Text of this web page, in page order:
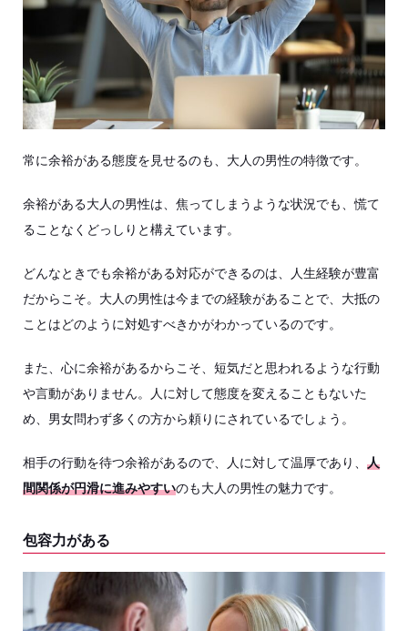
常に余裕がある態度を見せるのも、大人の男性の特徴です。
余裕がある大人の男性は、焦ってしまうような状況でも、慌て
ることなくどっしりと構えています。
どんなときでも余裕がある対応ができるのは、人生経験が豊富
だからこそ。大人の男性は今までの経験があることで、大抵の
ことはどのように対処すべきかがわかっているのです。
また、心に余裕があるからこそ、短気だと思われるような行動
や言動がありません。人に対して態度を変えることもないた
め、男女問わず多くの方から頼りにされているでしょう。
相手の行動を待つ余裕があるので、人に対して温厚であり、 人
間関係が円滑に進みやすいのも大人の男性の魅力です。
包容力がある